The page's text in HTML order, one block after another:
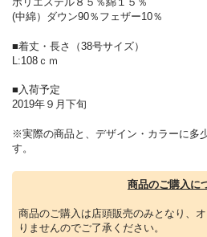
(中綿）ダウン90％フェザー10％
■着丈・長さ（38号サイズ）
L:108ｃｍ
■入荷予定
2019年９月下旬
※実際の商品と、デザイン・カラーに多
す。
商品のご購入に
商品のご購入は店頭販売のみとなり、
りませんのでご了承ください。